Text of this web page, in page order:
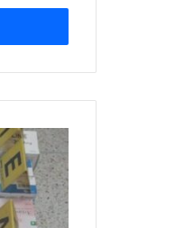
خ
ب
د
ا
إ